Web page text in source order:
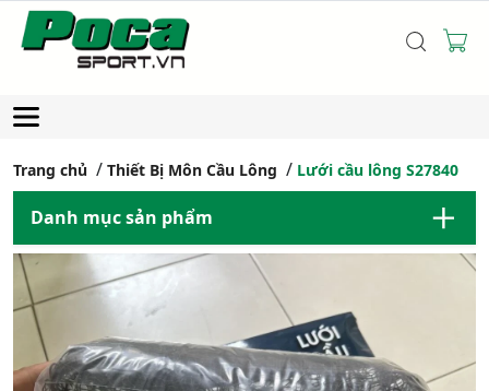
Trang chủ Thiết Bị Môn Cầu Lông Lưới cầu lông S27840
Danh mục sản phẩm